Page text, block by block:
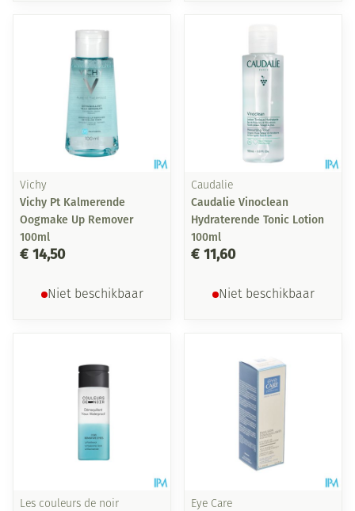
Vichy
Vichy Pt Kalmerende
Oogmake Up Remover
100ml
€ 14,50
Niet beschikbaar
Caudalie
Caudalie Vinoclean
Hydraterende Tonic Lotion
100ml
€ 11,60
Niet beschikbaar
Les couleurs de noir Eye Care